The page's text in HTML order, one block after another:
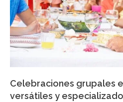
Celebraciones grupales
versátiles y